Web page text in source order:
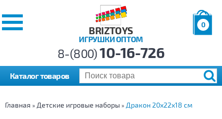
BRIZTOYS
ИГРУШКИ ОПТОМ
0
р.
8-(800)10-16-726
Каталог товаров
Главная » Детские игровые наборы » Дракон 20х22х18 см